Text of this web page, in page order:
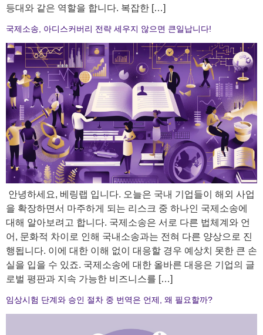
등대와 같은 역할을 합니다. 복잡한 […]
국제소송, 아디스커버리 전략 세우지 않으면 큰일납니다!
​ 안녕하세요, 베링랩 입니다. 오늘은 국내 기업들이 해외 사업
을 확장하면서 마주하게 되는 리스크 중 하나인 국제소송에
대해 알아보려고 합니다. 국제소송은 서로 다른 법체계와 언
어, 문화적 차이로 인해 국내소송과는 전혀 다른 양상으로 진
행됩니다. 이에 대한 이해 없이 대응할 경우 예상치 못한 큰 손
실을 입을 수 있죠. 국제소송에 대한 올바른 대응은 기업의 글
로벌 평판과 지속 가능한 비즈니스를 […]
임상시험 단계와 승인 절차 중 번역은 언제, 왜 필요할까?